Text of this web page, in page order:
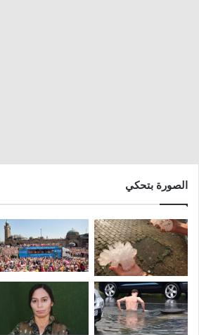
الصورة بتحكي